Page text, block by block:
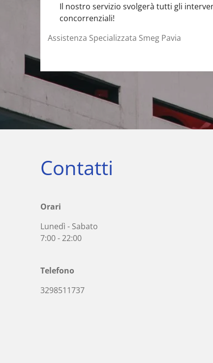
Il nostro servizio svolgerà tutti gli
concorrenziali!
Assistenza Specializzata Smeg Pavia
Contatti
Orari
Lunedì - Sabato
7:00 - 22:00
Telefono
3298511737